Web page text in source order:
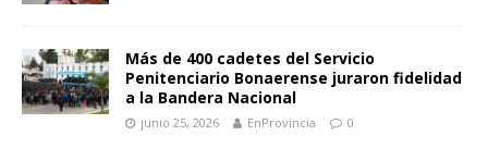
Más de 400 cadetes del Servicio
Penitenciario Bonaerense juraron fidelidad
a la Bandera Nacional
junio 25, 2026 EnProvincia 0